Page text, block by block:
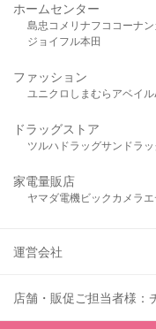
ホームセンター
島忠 コメリ ナフコ コーナン
ジョイフル本田
ファッション
ユニクロ しまむら アベイル
ドラッグストア
ツルハドラッグサンドラ
家電量販店
ヤマダ電機ビックカメラ
運営会社
店舗・販促ご担当者様：